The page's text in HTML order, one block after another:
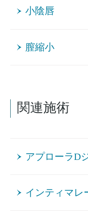
小陰唇
膣縮小
関連施術
アプローラD
インティマレ